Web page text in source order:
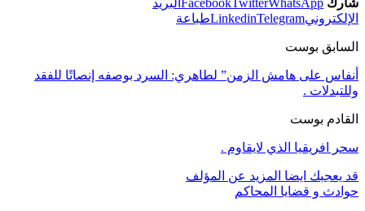
الإلكتروني
LinkedinTelegram طباعة
السابق بوست
أنفاس على هامش الزمن” لطاهري: السرد بوصفه إنصاتًا للفقد
وللتبدلات .
القادم بوست
سحر افريقيا الذي لايقاوم .
قد يعجبك ايضا المزيد عن المؤلف
حوادث و قضايا المحاكم